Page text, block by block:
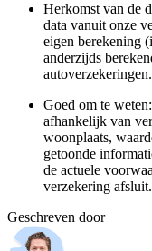
Herkomst van de
data vanuit onze
eigen berekening
anderzijds
autoverzekeringen.
Goed om te
afhankelijk van
woonplaats,
getoonde
de actuele
verzekering afsluit.
Geschreven door